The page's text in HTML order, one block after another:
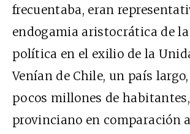
frecuentaba, eran
endogamia aristocrática de
política en el exilio de la
Venían de Chile, un país
pocos millones de habitantes,
provinciano en comparación